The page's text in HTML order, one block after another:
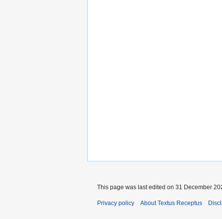
This page was last edited on 31 December
Privacy policy About Textus Receptus